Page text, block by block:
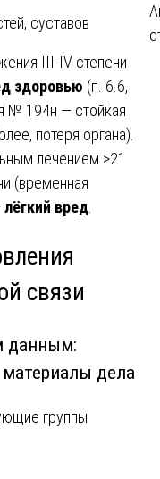
суставов
III-IV степени
здоровью (п. 6.6,
№ 194н — стойкая
потеря органа).
лечением >21
(временная
лёгкий вред
связи
данным:
дела
группы